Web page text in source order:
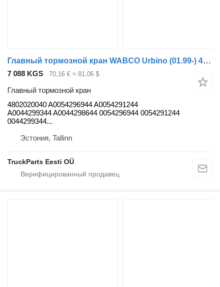
Главный тормозной кран WABCO Urbino (01.99-) 4802020040 для автобуса Solaris Urbino, Alpino, Vacanza (1999-)
7 088 KGS 70,16 € ≈ 81,06 $
Главный тормозной кран
4802020040 A0054296944 A0054291244
A0044299344 A0044298644 0054296944 0054291244
0044299344...
Эстония, Tallinn
TruckParts Eesti OÜ